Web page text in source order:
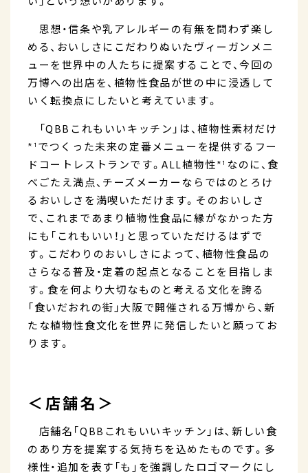
思想・信条や乳アレルギーの有無を問わず楽し
める、おいしさにこだわりぬいたヴィーガンメニ
ューを世界中の人たちに提案することで、今回の
万博への出店を、植物性食品が世の中に浸透して
いく転換点にしたいと考えています。
「QBBこれもいいキッチン」は、植物性素材だけ
*¹でつくった未来の定番メニューを提供するフー
ドコートレストランです。ALL植物性*¹なのに、食
べごたえ満点、チーズメーカーならではのとろけ
るおいしさを満喫いただけます。そのおいしさ
で、これまであまり植物性食品に縁がなかった方
にも「これもいい！」と思っていただけるはずで
す。こだわりのおいしさによって、植物性食品の
さらなる普及・定着の起点となることを目指しま
す。食を何より大切なものと考える文化を誇る
「食いだおれの街」大阪で開催される万博から、新
たな植物性食文化を世界に発信したいと願ってお
ります。
＜店舗名＞
店舗名「QBBこれもいいキッチン」は、新しい食
のあり方を提案する気持ちを込めたものです。多
様性・追加を表す「も」を強調したロゴマークにし